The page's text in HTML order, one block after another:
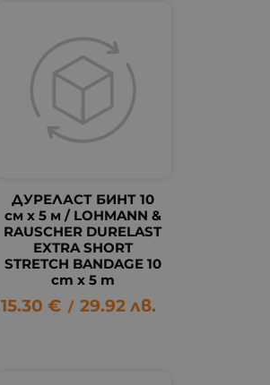
ДУРЕЛАСТ БИНТ 10
см х 5 м / LOHMANN &
RAUSCHER DURELAST
EXTRA SHORT
STRETCH BANDAGE 10
cm x 5 m
15.30 € / 29.92 лв.